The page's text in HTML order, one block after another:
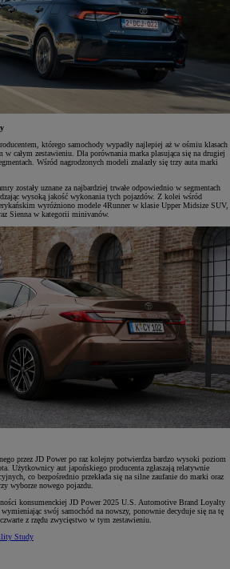
którego samochody wypadły najlepiej aż w ośmiu klasach
całym zestawieniu. Dla porównania marka plasująca się na drugiej
Wśród nagrodzonych modeli znalazły się trzy auta marki
zostały uznane za najbardziej trwałe odpowiednio w segmentach
wysoką jakość wykonania tych pojazdów. Z kolei wśród
wyróżniono modele 4Runner w klasie Upper Midsize SUV,
Sienna w kategorii minivanów.
przez JD Power po raz kolejny potwierdza bardzo wysoki poziom
Użytkownicy aut japońskiego producenta zgłaszają relatywnie
co bezpośrednio przekłada się na silne zaufanie do marki oraz
wyborze nowego pojazdu.
konsumenckiej JD Power 2025 U.S. Automotive Brand Loyalty
swój samochód na nowszy, ponownie decyduje się na tę
z rzędu zwycięstwo w tym zestawieniu.
Study